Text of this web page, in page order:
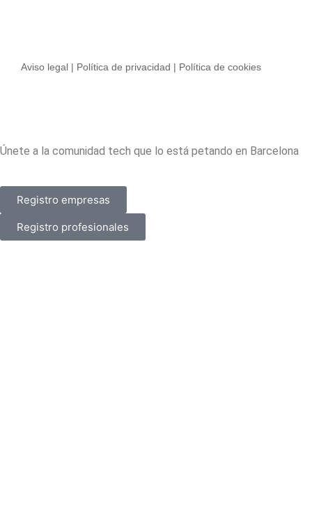
Aviso legal | Política de privacidad | Política de cookies
Únete a la comunidad tech que lo está petando en Barcelona
Registro empresas
Registro profesionales